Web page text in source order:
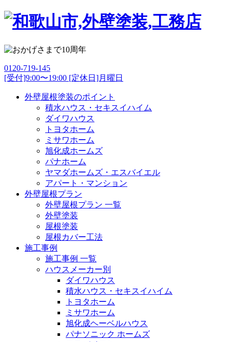
0120-719-145
[受付]9:00〜19:00 [定休日]月曜日
外壁屋根塗装のポイント
積水ハウス・セキスイハイム
ダイワハウス
トヨタホーム
ミサワホーム
旭化成ホームズ
パナホーム
ヤマダホームズ・エスバイエル
アパート・マンション
外壁屋根プラン
外壁屋根プラン 一覧
外壁塗装
屋根塗装
屋根カバー工法
施工事例
施工事例 一覧
ハウスメーカー別
ダイワハウス
積水ハウス・セキスイハイム
トヨタホーム
ミサワホーム
旭化成ヘーベルハウス
パナソニック ホームズ